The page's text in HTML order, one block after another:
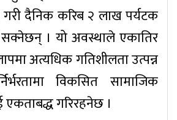
गरी दैनिक करिब २ लाख पर्यटक
। यो अवस्थाले एकातिर
अत्यधिक गतिशीलता उत्पन्न
विकसित सामाजिक
एकताबद्ध गरिरहनेछ ।